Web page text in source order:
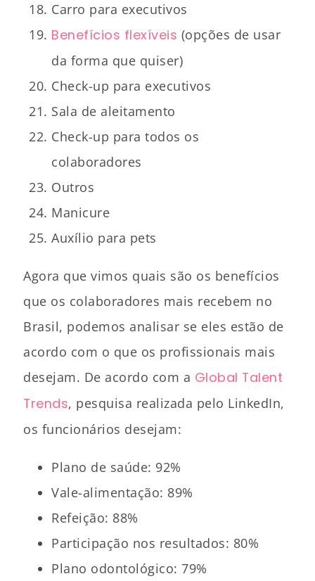
Carro para executivos
Benefícios flexíveis (opções de usar
da forma que quiser)
Check-up para executivos
Sala de aleitamento
Check-up para todos os
colaboradores
Outros
Manicure
Auxílio para pets
Agora que vimos quais são os benefícios
que os colaboradores mais recebem no
Brasil, podemos analisar se eles estão de
acordo com o que os profissionais mais
desejam. De acordo com a Global Talent
Trends, pesquisa realizada pelo LinkedIn,
os funcionários desejam:
Plano de saúde: 92%
Vale-alimentação: 89%
Refeição: 88%
Participação nos resultados: 80%
Plano odontológico: 79%